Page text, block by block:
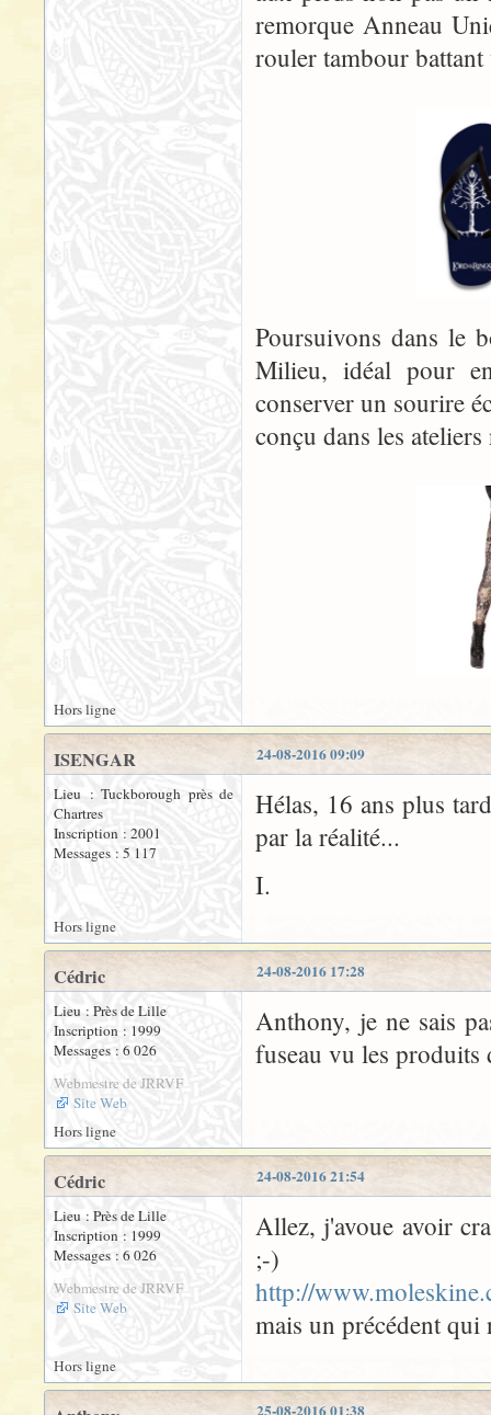
remorque Anneau
rouler tambour
Poursuivons dans le
Milieu, idéal pour
conserver un sourire
conçu dans les ateliers
Hors ligne
24-08-2016 09:09
ISENGAR
Lieu : Tuckborough près de
Chartres
Inscription : 2001
Messages : 5 117
Hélas, 16 ans plus
par la réalité...
I.
Hors ligne
24-08-2016 17:28
Cédric
Lieu : Près de Lille
Inscription : 1999
Messages : 6 026
Webmestre de JRRVF
Site Web
Anthony, je ne sais
fuseau vu les
Hors ligne
24-08-2016 21:54
Cédric
Lieu : Près de Lille
Inscription : 1999
Messages : 6 026
Webmestre de JRRVF
Site Web
Allez, j'avoue avoir
;-)
http://
mais un précédent qui
Hors ligne
25-08-2016 01:38